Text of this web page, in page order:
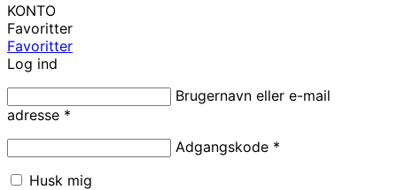
KONTO
Favoritter
Favoritter
Log ind
Brugernavn eller e-mail
adresse *
Adgangskode *
Husk mig